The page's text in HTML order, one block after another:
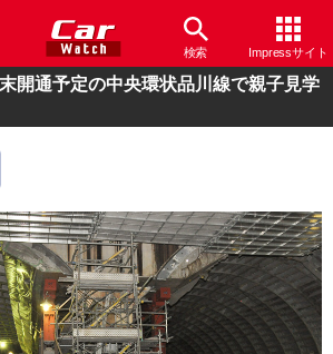
検索 Impressサイト
開通予定の中央環状品川線で親子見学